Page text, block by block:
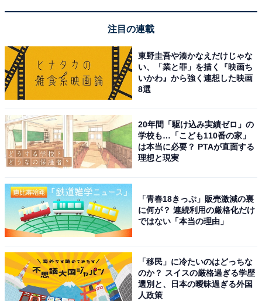
注目の連載
東野圭吾や湊かなえだけじゃな
い、「業と罪」を描く『映画ち
いかわ』から強く連想した映画
8選
20年間「駆け込み実績ゼロ」の
学校も…「こども110番の家」
は本当に必要？ PTAが直面する
理想と現実
「青春18きっぷ」販売激減の裏
に何が？ 連続利用の厳格化だけ
ではない「本当の理由」
「移民」に冷たいのはどっちな
のか？ スイスの厳格過ぎる学歴
選別と、日本の曖昧過ぎる外国
人政策